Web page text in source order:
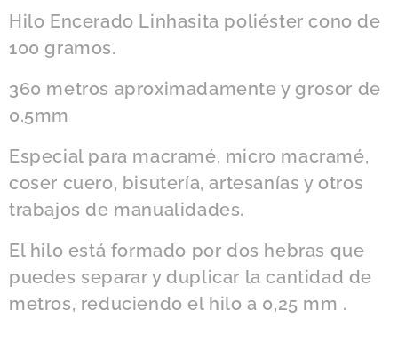
Hilo Encerado Linhasita poliéster cono de
100 gramos.
360 metros aproximadamente y grosor de
0.5mm
Especial para macramé, micro macramé,
coser cuero, bisutería, artesanías y otros
trabajos de manualidades.
El hilo está formado por dos hebras que
puedes separar y duplicar la cantidad de
metros, reduciendo el hilo a 0,25 mm .